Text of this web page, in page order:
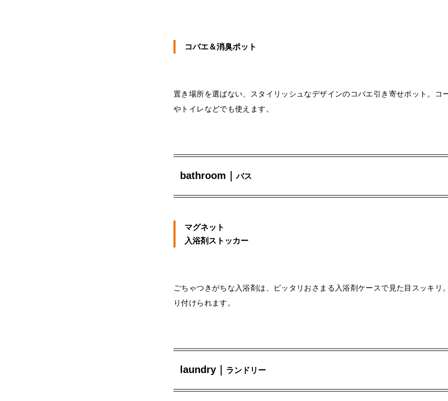
コバエ＆消臭ポット
置き場所を選ばない、スタイリッシュなデザインのコバエ引き寄せポット。コ
やトイレなどでも使えます。
bathroom｜バス
マグネット
入浴剤ストッカー
ごちゃつきがちな入浴剤は、ピッタリおさまる入浴剤ケースで見た目スッキリ
り付けられます。
laundry｜ ランドリー